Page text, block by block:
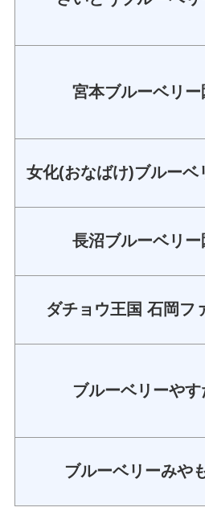
宮本ブルーベリー
女化(おなばけ)ブルーベ
長沼ブルーベリー
ダチョウ王国 石岡フ
ブルーベリーやす
ブルーベリーみや